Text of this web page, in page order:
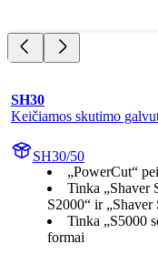
SH30
Keičiamos skutimo
SH30/50
„PowerCut“
Tinka „Shaver
S2000“ ir „Shaver
Tinka „S5000
formai